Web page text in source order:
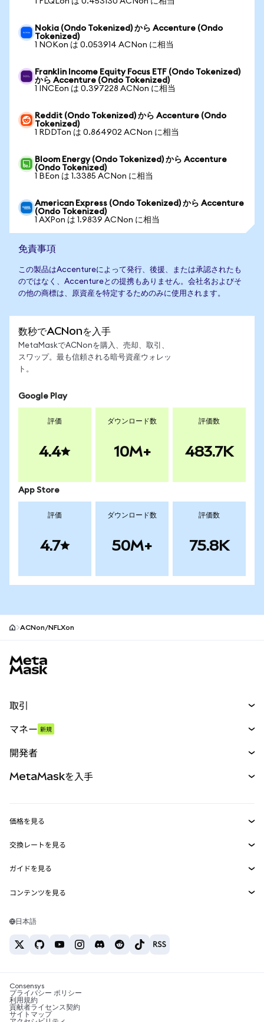
Nokia (Ondo Tokenized) から Accenture (Ondo
Tokenized)
1 NOKon は 0.053914 ACNon に相当
Franklin Income Equity Focus ETF (Ondo Tokenized)
から Accenture (Ondo Tokenized)
1 INCEon は 0.397228 ACNon に相当
Reddit (Ondo Tokenized) から Accenture (Ondo
Tokenized)
1 RDDTon は 0.864902 ACNon に相当
Bloom Energy (Ondo Tokenized) から Accenture
(Ondo Tokenized)
1 BEon は 1.3385 ACNon に相当
American Express (Ondo Tokenized) から Accenture
(Ondo Tokenized)
1 AXPon は 1.9839 ACNon に相当
免責事項
この製品はAccentureによって発行、後援、または承認されたも
のではなく、Accentureとの提携もありません。会社名およびそ
の他の商標は、原資産を特定するためのみに使用されます。
数秒でACNonを入手
MetaMaskでACNonを購入、売却、取引、
スワップ。最も信頼される暗号資産ウォレッ
ト。
Google Play
評価
4.4
ダウンロード数
10M+
評価数
483.7K
App Store
評価
4.7
ダウンロード数
50M+
評価数
75.8K
ACNon/NFLXon
取引
パーペチュアル
RWA
マネー 新規
開発者
MetaMask Connect
Snaps
Web3サービス
MetaMaskを入手
セキュリティ
サポート
キャリア
お問い合わせ
価格を見る
イーサリアムの価格
Solanaの価格
Tetherの価格
交換レートを見る
ETH→USD
USDT→INR
BTC→INR
ETH→USDT
ガイドを見る
ETHの購入
USDTの購入
SHIBの購入
BNBの購入
コンテンツを見る
Solanaウォレット
税制関連ニュース
暗号資産の購入方法は？
日本語
Consensys
プライバシー ポリシー
利用規約
貢献者ライセンス契約
サイトマップ